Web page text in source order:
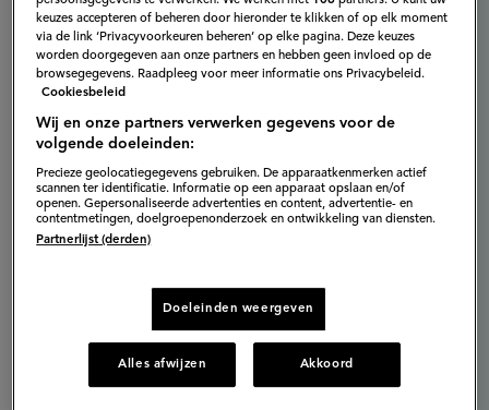
keuzes accepteren of beheren door hieronder te klikken of op elk moment
via de link ‘Privacyvoorkeuren beheren’ op elke pagina. Deze keuzes
worden doorgegeven aan onze partners en hebben geen invloed op de
browsegegevens. Raadpleeg voor meer informatie ons Privacybeleid.
Cookiesbeleid
Wij en onze partners verwerken gegevens voor de
volgende doeleinden:
Precieze geolocatiegegevens gebruiken. De apparaatkenmerken actief
scannen ter identificatie. Informatie op een apparaat opslaan en/of
openen. Gepersonaliseerde advertenties en content, advertentie- en
contentmetingen, doelgroepenonderzoek en ontwikkeling van diensten.
Partnerlijst (derden)
Doeleinden weergeven
Alles afwijzen Akkoord